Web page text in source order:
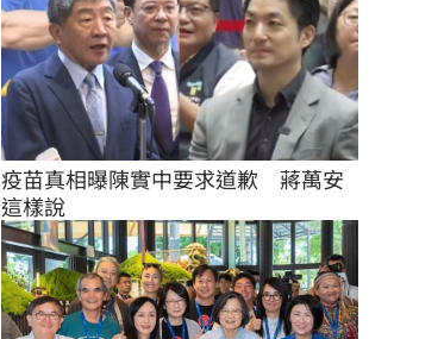
疫苗真相曝陳實中要求道歉　蔣萬安
這樣說